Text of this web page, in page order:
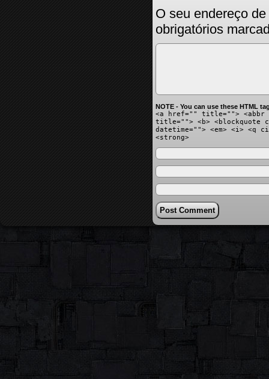
O seu endereço
obrigatórios
NOTE - You can use these HTML
<a href="" title=""> <abbr
title=""> <b> <blockquote
datetime=""> <em> <i> <q
<strong>